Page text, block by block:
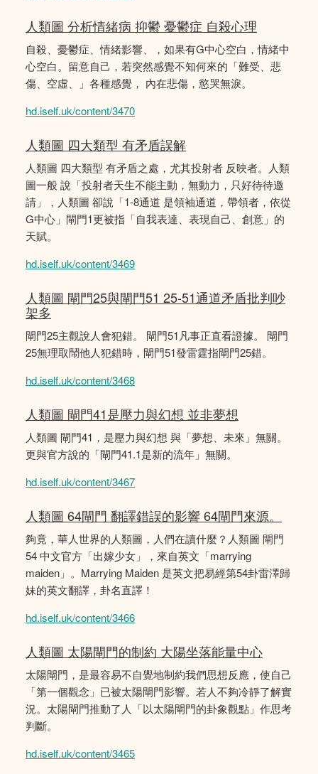
人類圖 分析情緒病 抑鬱 憂鬱症 自殺心理
自殺、憂鬱症、情緒影響、，如果有G中心空白，情緒中
心空白。留意自己，若突然感覺不知何來的「難受、悲
傷、空虛、」各種感覺， 內在悲傷，慾哭無淚。
hd.iself.uk/content/3470
人類圖 四大類型 有矛盾誤解
人類圖 四大類型 有矛盾之處，尤其投射者 反映者。人類
圖一般 說「投射者天生不能主動，無動力，只好待待邀
請」，人類圖 卻說「1-8通道 是領袖通道，帶領者，依從
G中心」閘門1更被指「自我表達、表現自己、創意」的
天賦。
hd.iself.uk/content/3469
人類圖 閘門25與閘門51 25-51通道矛盾批判吵
架多
閘門25主觀說人會犯錯。 閘門51凡事正直看證據。 閘門
25無理取鬧他人犯錯時，閘門51發雷霆指閘門25錯。
hd.iself.uk/content/3468
人類圖 閘門41是壓力與幻想 並非夢想
人類圖 閘門41，是壓力與幻想 與「夢想、未來」無關。
更與官方說的「閘門41.1是新的流年」無關。
hd.iself.uk/content/3467
人類圖 64閘門 翻譯錯誤的影響 64閘門來源。
夠竟，華人世界的人類圖，人們在讀什麼？人類圖 閘門
54 中文官方「出嫁少女」，來自英文「marrying
maiden」。Marrying Maiden 是英文把易經第54卦雷澤歸
妹的英文翻譯，卦名直譯！
hd.iself.uk/content/3466
人類圖 太陽閘門的制約 大陽坐落能量中心
太陽閘門，是最容易不自覺地制約我們思想反應，使自己
「第一個觀念」已被太陽閘門影響。若人不夠冷靜了解實
況。太陽閘門推動了人「以太陽閘門的卦象觀點」作思考
判斷。
hd.iself.uk/content/3465